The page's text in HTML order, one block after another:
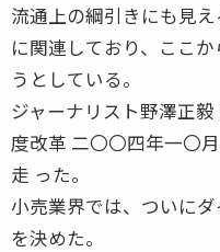
流通上の綱引きにも見
に関連しており、ここ
うとしている。
ジャーナリスト野澤正
度改革 二〇〇四年一〇
走 った。
小売業界では、ついに
を決めた。